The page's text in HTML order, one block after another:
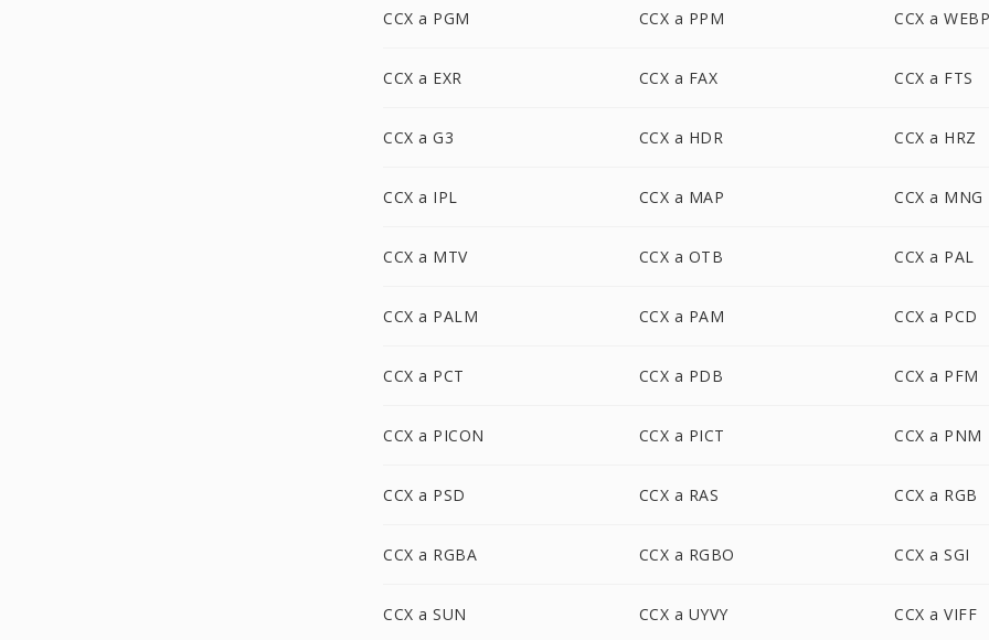
CCX a PGM CCX a PPM CCX a
CCX a EXR CCX a FAX CCX a FTS
CCX a G3 CCX a HDR CCX a HRZ
CCX a IPL CCX a MAP CCX a MNG
CCX a MTV CCX a OTB CCX a PAL
CCX a PALM CCX a PAM CCX a PCD
CCX a PCT CCX a PDB CCX a PFM
CCX a PICON CCX a PICT CCX a PNM
CCX a PSD CCX a RAS CCX a RGB
CCX a RGBA CCX a RGBO CCX a SGI
CCX a SUN CCX a UYVY CCX a VIFF